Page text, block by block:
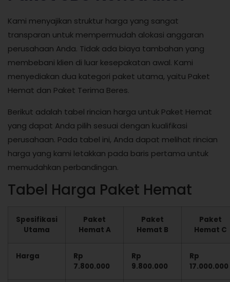
Kami menyajikan struktur harga yang sangat
transparan untuk mempermudah alokasi anggaran
perusahaan Anda. Tidak ada biaya tambahan yang
membebani klien di luar kesepakatan awal. Kami
menyediakan dua kategori paket utama, yaitu Paket
Hemat dan Paket Terima Beres.
Berikut adalah tabel rincian harga untuk Paket Hemat
yang dapat Anda pilih sesuai dengan kualifikasi
perusahaan. Pada tabel ini, Anda dapat melihat rincian
harga yang kami letakkan pada baris pertama untuk
memudahkan perbandingan.
Tabel Harga Paket Hemat
Spesifikasi
Utama
Paket
Hemat A
Paket
Hemat B
Paket
Hemat C
Harga
Rp
7.800.000
Rp
9.800.000
Rp
17.000.000